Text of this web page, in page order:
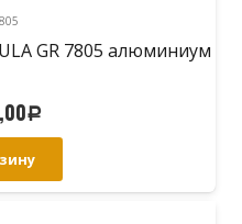
GR 7805 алюминиум
Р